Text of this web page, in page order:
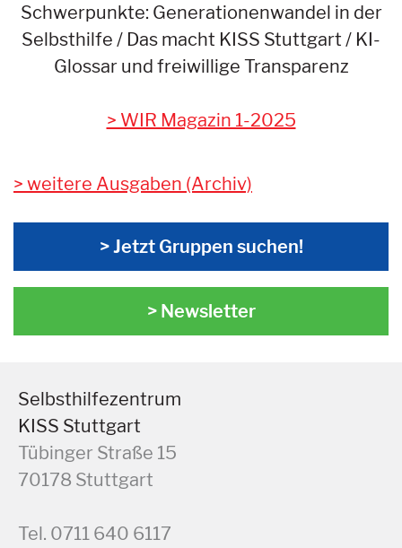
Schwerpunkte: Generationenwandel in der
Selbsthilfe / Das macht KISS Stuttgart / KI-
Glossar und freiwillige Transparenz
> WIR Magazin 1-2025
weitere Ausgaben (Archiv)
> Jetzt Gruppen suchen!
> Newsletter
Selbsthilfezentrum
KISS Stuttgart
Tübinger Straße 15
70178 Stuttgart
Tel. 0711 640 6117